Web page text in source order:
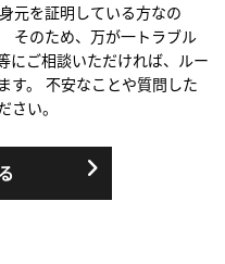
元を証明している方なの
そのため、万が一トラブル
にご相談いただければ、ルー
す。 不安なことや質問した
い。